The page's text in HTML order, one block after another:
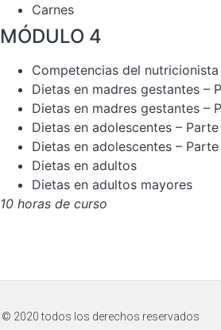
Carnes
MÓDULO 4
Competencias del nutricionista
Dietas en madres gestantes –
Dietas en madres gestantes –
Dietas en adolescentes – Parte
Dietas en adolescentes –
Dietas en adultos
Dietas en adultos mayores
10 horas de curso
© 2020 todos los derechos reservados​